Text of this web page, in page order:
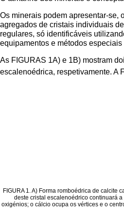
Os minerais podem apresentar-se,
agregados de cristais individuais
regulares, só identificáveis
equipamentos e métodos
As FIGURAS 1A) e 1B) mostram
escalenoédrica, respetivamente. A
FIGURA 1. A) Forma romboédrica de
deste cristal escalenoédrico continuará
oxigénios; o cálcio ocupa os vértices e o